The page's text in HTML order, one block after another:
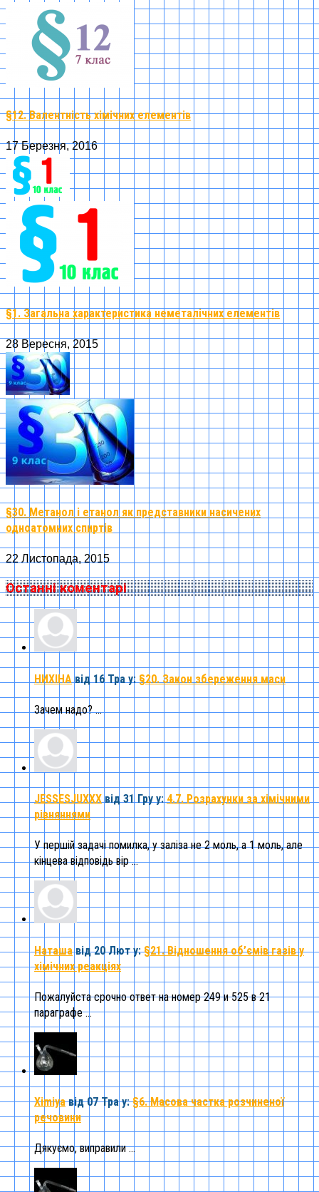
§12. Валентність хімічних елементів
17 Березня, 2016
§1. Загальна характеристика неметалічних елементів
28 Вересня, 2015
§30. Метанол і етанол як представники насичених
одноатомних спиртів
22 Листопада, 2015
Останні коментарі
НИХІНА від 16 Тра у: §20. Закон збереження маси
Зачем надо? ...
JESSESJUXXX від 31 Груу:4.7. Розрахунки за хімічними
рівняннями
У першій задачі помилка, у заліза не 2 моль, а 1 моль, але
кінцева відповідь вір ...
Наташа від 20 Люту:§21. Відношення об’ємів газів у
хімічних реакціях
Пожалуйста срочно ответ на номер 249 и 525 в 21
параграфе ...
Ximiya від 07 Трау:§6. Масова частка розчиненої
речовини
Дякуємо, виправили ...